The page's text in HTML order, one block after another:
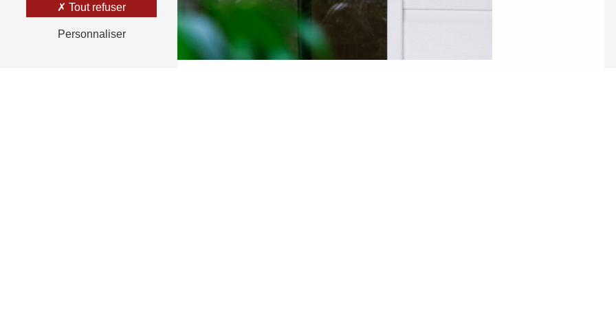
Tout refuser
Personnaliser